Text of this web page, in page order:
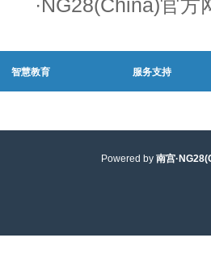
·NG28(China)官方
智慧教育 服务支持
Powered by 南宫